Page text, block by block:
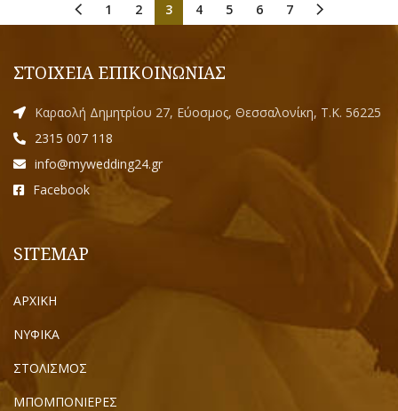
1 2 3 4 5 6 7
ΣΤΟΙΧΕΙΑ ΕΠΙΚΟΙΝΩΝΙΑΣ
Καραολή Δημητρίου 27, Εύοσμος, Θεσσαλονίκη, Τ.Κ. 56225
2315 007 118
info@mywedding24.gr
Facebook
SITEMAP
ΑΡΧΙΚΗ
ΝΥΦΙΚΑ
ΣΤΟΛΙΣΜΟΣ
ΜΠΟΜΠΟΝΙΕΡΕΣ